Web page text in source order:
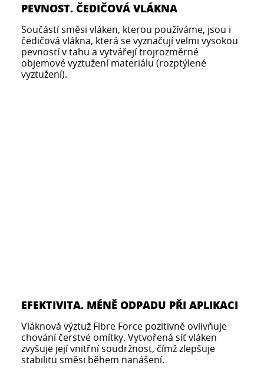
PEVNOST. ČEDIČOVÁ VLÁKNA
Součástí směsi vláken, kterou používáme, jsou i
čedičová vlákna, která se vyznačují velmi vysokou
pevností v tahu a vytvářejí trojrozměrné
objemové vyztužení materiálu (rozptýlené
vyztužení).
EFEKTIVITA. MÉNĚ ODPADU PŘI APLIKACI
Vláknová výztuž Fibre Force pozitivně ovlivňuje
chování čerstvé omítky. Vytvořená síť vláken
zvyšuje její vnitřní soudržnost, čímž zlepšuje
stabilitu směsi během nanášení.